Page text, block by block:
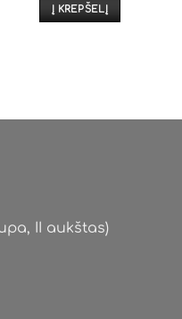
Į KREPŠELĮ
II aukštas)